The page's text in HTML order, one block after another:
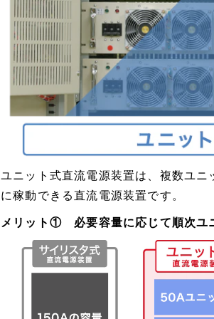
ユニット式直流電源装置は、複数ユ
に稼動できる直流電源装置です。
メリット① 必要容量に応じて順次ユ